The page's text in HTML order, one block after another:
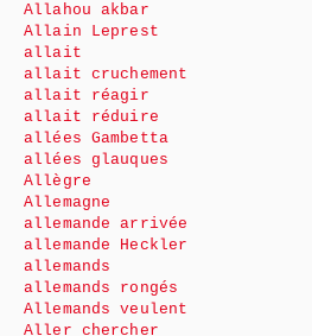
Allahou akbar
Allain Leprest
allait
allait cruchement
allait réagir
allait réduire
allées Gambetta
allées glauques
Allègre
Allemagne
allemande arrivée
allemande Heckler
allemands
allemands rongés
Allemands veulent
Aller chercher